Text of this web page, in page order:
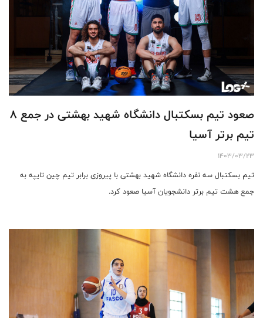
صعود تیم بسکتبال دانشگاه شهید بهشتی در جمع 8
تیم برتر آسیا
1403/03/23
تیم بسکتبال سه نفره دانشگاه شهید بهشتی با پیروزی برابر تیم چین تایپه به
جمع هشت تیم برتر دانشجویان آسیا صعود کرد.